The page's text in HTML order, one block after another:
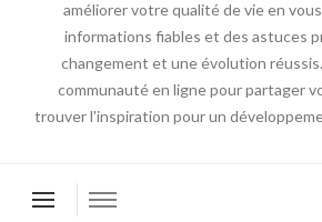
améliorer votre qualité de vie en
informations fiables et des astuces
changement et une évolution
communauté en ligne pour partager
trouver l'inspiration pour un